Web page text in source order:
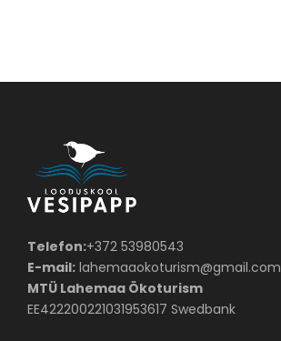
Telefon:+372 53980543
E-mail: lahemaaokoturism@gmail.com
MTÜ Lahemaa Ökoturism
EE422200221031953617 Swedbank